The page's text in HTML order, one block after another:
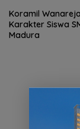
Koramil
Karakter Siswa
Madura